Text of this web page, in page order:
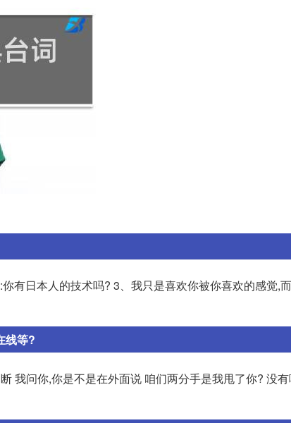
有日本人的技术吗? 3、我只是喜欢你被你喜欢的感觉,
线等?
我问你,你是不是在外面说 咱们两分手是我甩了你? 没